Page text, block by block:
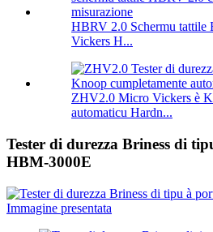
HBRV 2.0 Schermu tattile
Vickers H...
ZHV2.0 Micro Vickers è
automaticu Hardn...
Tester di durezza Briness di
HBM-3000E